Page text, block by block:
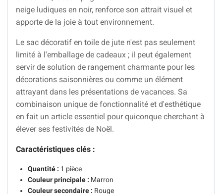
neige ludiques en noir, renforce son attrait visuel et
apporte de la joie à tout environnement.
Le sac décoratif en toile de jute n'est pas seulement
limité à l'emballage de cadeaux ; il peut également
servir de solution de rangement charmante pour les
décorations saisonnières ou comme un élément
attrayant dans les présentations de vacances. Sa
combinaison unique de fonctionnalité et d'esthétique
en fait un article essentiel pour quiconque cherchant à
élever ses festivités de Noël.
Caractéristiques clés :
Quantité : 1 pièce
Couleur principale : Marron
Couleur secondaire : Rouge